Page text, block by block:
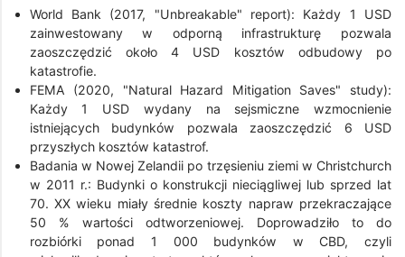
World Bank (2017, "Unbreakable" report): Każdy 1 USD
zainwestowany w odporną infrastrukturę pozwala
zaoszczędzić około 4 USD kosztów odbudowy po
katastrofie.
FEMA (2020, "Natural Hazard Mitigation Saves" study):
Każdy 1 USD wydany na sejsmiczne wzmocnienie
istniejących budynków pozwala zaoszczędzić 6 USD
przyszłych kosztów katastrof.
Badania w Nowej Zelandii po trzęsieniu ziemi w Christchurch
w 2011 r.: Budynki o konstrukcji nieciągliwej lub sprzed lat
70. XX wieku miały średnie koszty napraw przekraczające
50 % wartości odtworzeniowej. Doprowadziło to do
rozbiórki ponad 1 000 budynków w CBD, czyli